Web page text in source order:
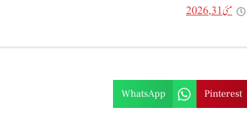
مئی 31, 2026
Pinterest
WhatsApp